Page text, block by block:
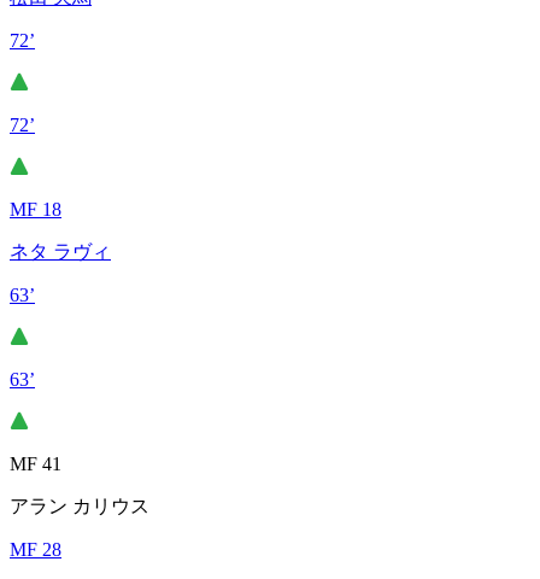
72’
72’
MF 18
ネタ ラヴィ
63’
63’
MF 41
アラン カリウス
MF 28